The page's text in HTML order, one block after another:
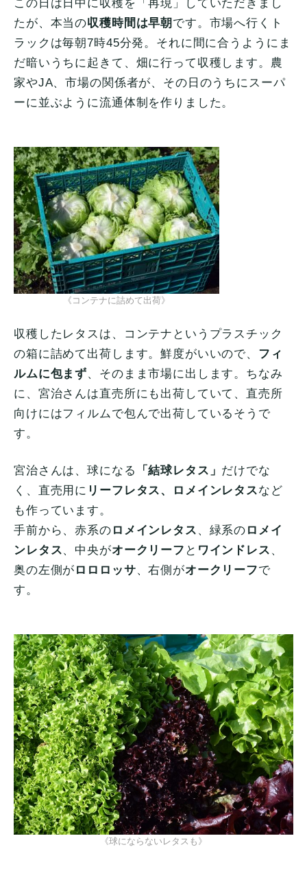
この日は日中に収穫を「再現」していただきまし
たが、本当の収穫時間は早朝 です。市場へ行くト
ラックは毎朝7時45分発。それに間に合うようにま
だ暗いうちに起きて、畑に行って収穫します。農
家やJA、市場の関係者が、その日のうちにスーパ
ーに並ぶように流通体制を作りました。
《コンテナに詰めて出荷》
収穫したレタスは、コンテナというプラスチック
の箱に詰めて出荷します。鮮度がいいので、 フィ
ルムに包まず、そのまま市場に出します。ちなみ
に、宮治さんは直売所にも出荷していて、直売所
向けにはフィルムで包んで出荷しているそうで
す。
宮治さんは、球になる 「結球レタス」 だけでな
く、直売用に リーフレタス、ロメインレタスなど
も作っています。
手前から、赤系の ロメインレタス 、緑系の ロメイ
ンレタス、中央がオークリーフ と ワインドレス 、
奥の左側が ロロロッサ、右側がオークリーフで
す。
《球にならないレタスも》